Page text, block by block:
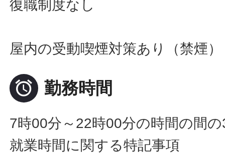
復職制度なし
屋内の受動喫煙対策あり（禁煙）
 勤務時間
7時00分～22時00分の時間の間
就業時間に関する特記事項